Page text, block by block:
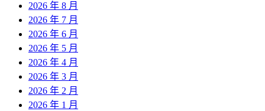
2026 年 8 月
2026 年 7 月
2026 年 6 月
2026 年 5 月
2026 年 4 月
2026 年 3 月
2026 年 2 月
2026 年 1 月